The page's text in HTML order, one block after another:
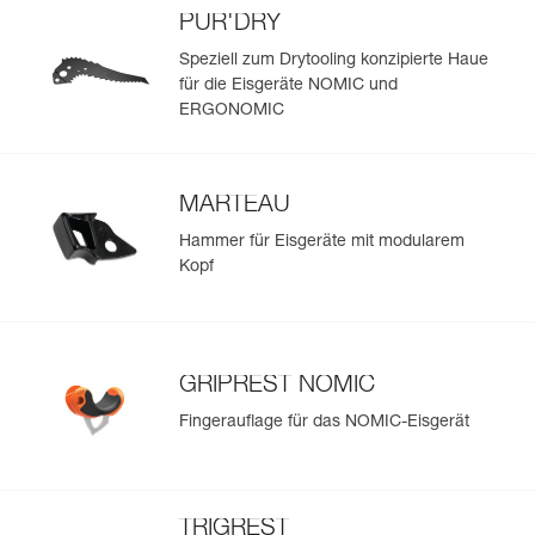
- Dank des modularen Kopfes lässt sich die technische
Beschaffenheit des Eisgeräts der vorgesehenen Tour
entsprechend anpassen.
- Schaufel und Hammer sind auswechselbar.
- Geliefert mit MINI MARTEAU zum Schutz des Kopfes
und zum Einschlagen von Haken.
- Die ergonomisch geformte GRIPREST ERGONOMIC-
Fingerauflage mit drei Einstellpositionen passt sich jeder
Handgröße an, auch wenn der Benutzer dicke
PUR'DRY
Speziell zum Drytooling konzipierte Haue
für die Eisgeräte NOMIC und
ERGONOMIC
MARTEAU
Hammer für Eisgeräte mit modularem
Kopf
GRIPREST NOMIC
Fingerauflage für das NOMIC-Eisgerät